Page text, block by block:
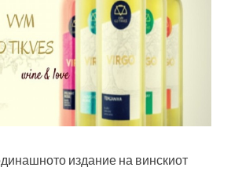
издание на винскиот